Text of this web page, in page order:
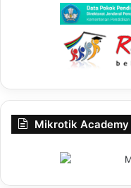
Mikrotik Academy